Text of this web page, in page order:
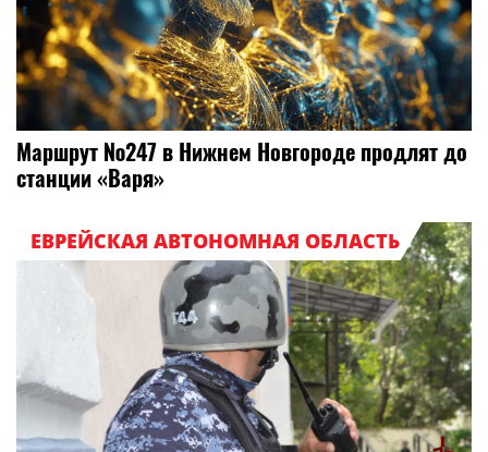
Маршрут №247 в Нижнем Новгороде продлят до
станции «Варя»
ЕВРЕЙСКАЯ АВТОНОМНАЯ ОБЛАСТЬ